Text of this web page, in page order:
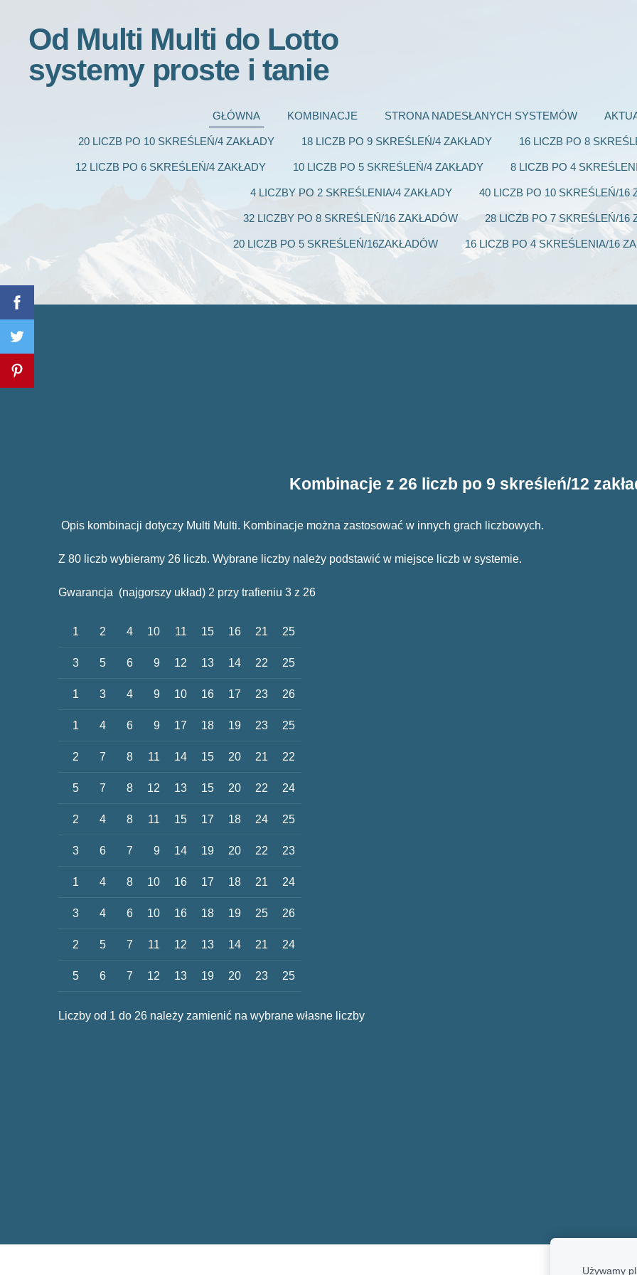
Od Multi Multi do Lotto
systemy proste i tanie
GŁÓWNA KOMBINACJE STRONA NADESŁANYCH SYSTEMÓW
20 LICZB PO 10 SKREŚLEŃ/4 ZAKŁADY 18 LICZB PO 9 SKREŚLEŃ/4 ZAKŁADY 16 LICZB PO 8
12 LICZB PO 6 SKREŚLEŃ/4 ZAKŁADY 10 LICZB PO 5 SKREŚLEŃ/4 ZAKŁADY 8 LICZB PO 4
4 LICZBY PO 2 SKREŚLENIA/4 ZAKŁADY 40 LICZB PO 10 SKREŚLEŃ/16
32 LICZBY PO 8 SKREŚLEŃ/16 ZAKŁADÓW 28 LICZB PO 7 SKREŚLEŃ/16
20 LICZB PO 5 SKREŚLEŃ/16ZAKŁADÓW 16 LICZB PO 4 SKREŚLENIA/16
Kombinacje z 26 liczb po 9 skreśleń/12
Opis kombinacji dotyczy Multi Multi. Kombinacje można zastosować w innych grach liczbowych.
Z 80 liczb wybieramy 26 liczb. Wybrane liczby należy podstawić w miejsce liczb w systemie.
Gwarancja (najgorszy układ) 2 przy trafieniu 3 z 26
1 2 4 10 11 15 16 21 25
3 5 6 9 12 13 14 22 25
1 3 4 9 10 16 17 23 26
1 4 6 9 17 18 19 23 25
2 7 8 11 14 15 20 21 22
5 7 8 12 13 15 20 22 24
2 4 8 11 15 17 18 24 25
3 6 7 9 14 19 20 22 23
1 4 8 10 16 17 18 21 24
3 4 6 10 16 18 19 25 26
2 5 7 11 12 13 14 21 24
5 6 7 12 13 19 20 23 25
Liczby od 1 do 26 należy zamienić na wybrane własne liczby
Używamy